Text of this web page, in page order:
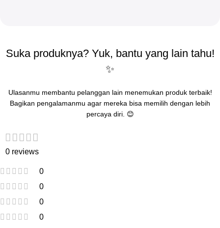
Suka produknya? Yuk, bantu yang lain tahu!
✨
Ulasanmu membantu pelanggan lain menemukan produk terbaik!
Bagikan pengalamanmu agar mereka bisa memilih dengan lebih
percaya diri. 😊
0 reviews
0
0
0
0